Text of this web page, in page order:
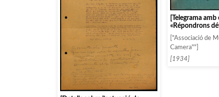
[Telegrama amb
«Répondrons
mercedi
["Associació de
Camera""]
[1934]